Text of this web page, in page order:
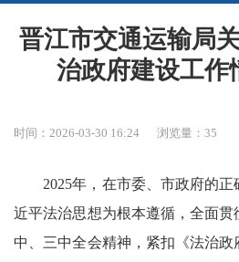
晋江市交通运输局
治政府建设工作
时间：2026-03-30 16:24 浏览量：35
2025年，在市委、市政府的正
近平法治思想为根本遵循，全面贯
中、三中全会精神，紧扣《法治